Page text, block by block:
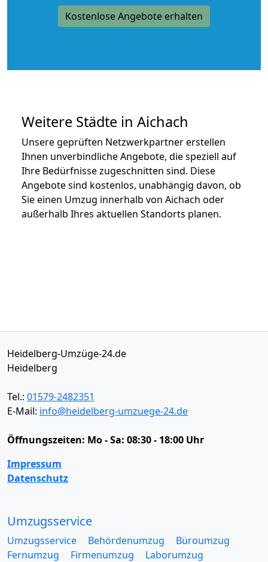
Kostenlose Angebote erhalten
Weitere Städte in Aichach
Unsere geprüften Netzwerkpartner erstellen
Ihnen unverbindliche Angebote, die speziell auf
Ihre Bedürfnisse zugeschnitten sind. Diese
Angebote sind kostenlos, unabhängig davon, ob
Sie einen Umzug innerhalb von Aichach oder
außerhalb Ihres aktuellen Standorts planen.
Heidelberg-Umzüge-24.de
Heidelberg
Tel.: 01579-2482351
E-Mail: info@heidelberg-umzuege-24.de
Öffnungszeiten: Mo - Sa: 08:30 - 18:00 Uhr
Impressum
Datenschutz
Umzugsservice
Umzugsservice Behördenumzug
Büroumzug
Fernumzug
Firmenumzug
Laborumzug